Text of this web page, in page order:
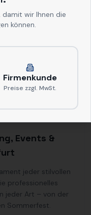
Events &
jeder stilvollen
professionelles
jeder Art – von der
Sommerfest.
damit wir Ihnen die
können.
Firmenkunde
Preise zzgl. MwSt.